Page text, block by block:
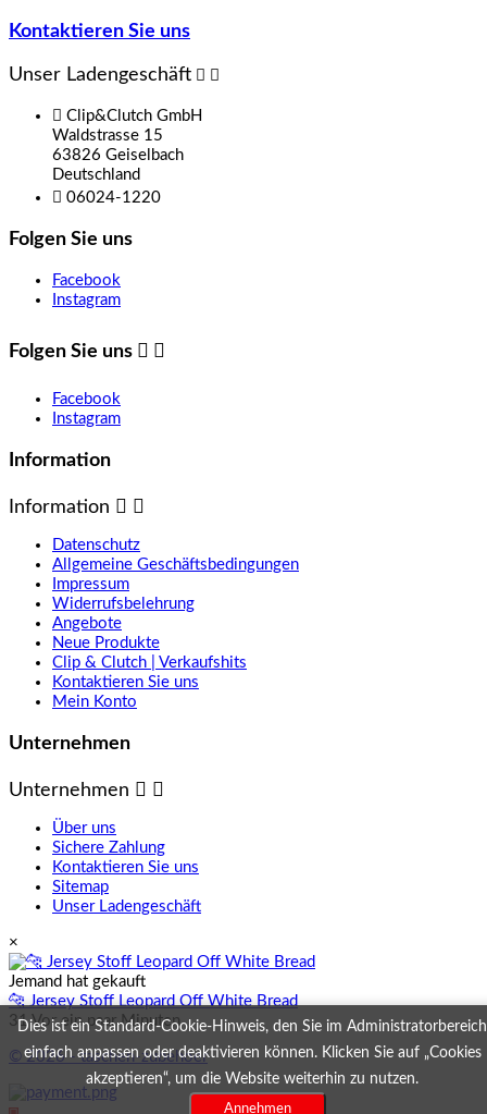
Kontaktieren Sie uns
Unser Ladengeschäft  
 Clip&Clutch GmbH
Waldstrasse 15
63826 Geiselbach
Deutschland
 06024-1220
Folgen Sie uns
Facebook
Instagram
Folgen Sie uns  
Facebook
Instagram
Information
Information  
Datenschutz
Allgemeine Geschäftsbedingungen
Impressum
Widerrufsbelehrung
Angebote
Neue Produkte
Clip & Clutch | Verkaufshits
Kontaktieren Sie uns
Mein Konto
Unternehmen
Unternehmen  
Über uns
Sichere Zahlung
Kontaktieren Sie uns
Sitemap
Unser Ladengeschäft
×
Jemand hat gekauft
🐆 Jersey Stoff Leopard Off White Bread
31 Vor ein paar Minuten
Dies ist ein Standard-Cookie-Hinweis, den Sie im Administratorbereich
einfach anpassen oder deaktivieren können. Klicken Sie auf „Cookies
akzeptieren“, um die Website weiterhin zu nutzen.
Annehmen
© 2026 - taschen-zubehoer